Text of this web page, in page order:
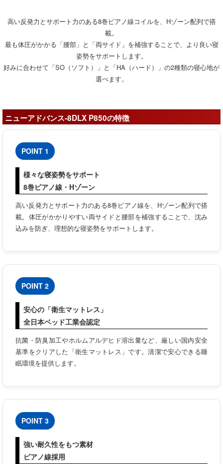
高い反発力とサポート力のある8巻ピアノ線コイルを、Hゾーン配列で搭
載。
最も体圧がかかる「腰部」と「両サイド」を補強することで、より良い寝
姿勢をサポートします。
好みに合わせて「SO（ソフト）」と「HA（ハード）」の2種類の寝心地が
選べます。
ニューアドバンス-8DLX P850の特徴
POINT 1
様々な寝姿勢をサポート
8巻ピアノ線・Hゾーン
高い反発力とサポート力のある8巻ピアノ線を、Hゾーン配列で搭
載。体圧がかかりやすい両サイドと腰部を補強することで、沈み
込みを防ぎ、理想的な寝姿勢をサポートします。
POINT 2
安心の「衛生マットレス」
全日本ベッド工業会認定
抗菌・防臭加工やホルムアルデヒド溶出量など、厳しい国内安全
基準をクリアした「衛生マットレス」です。清潔で安心できる睡
眠環境を提供します。
POINT 3
強い耐久性をもつ素材
ピアノ線採用